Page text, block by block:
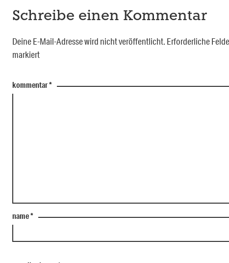
Schreibe einen Kommentar
Deine E-Mail-Adresse wird nicht veröffentlicht. Erforderliche
markiert
kommentar*
name*